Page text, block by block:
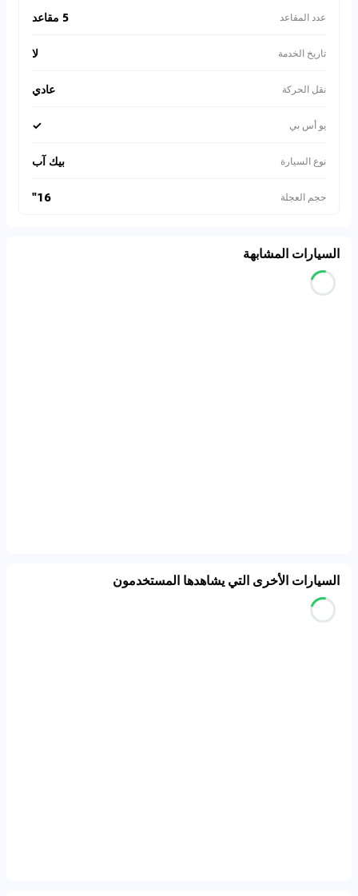
عدد المقاعد 5 مقاعد
تاريخ الخدمة لا
نقل الحركة عادي
يو أس بي ✓
نوع السيارة بيك آب
حجم العجلة 16"
السيارات المشابهة
السيارات الأخرى التي يشاهدها المستخدمون